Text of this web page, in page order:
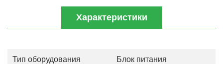
Характеристики
Тип оборудования Блок питания